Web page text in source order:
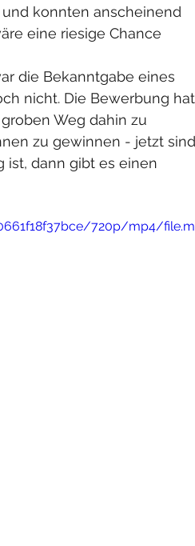
konnten anscheinend
eine riesige Chance
die Bekanntgabe eines
nicht. Die Bewerbung hat
Weg dahin zu
zu gewinnen - jetzt sind
ist, dann gibt es einen
720p/mp4/file.m